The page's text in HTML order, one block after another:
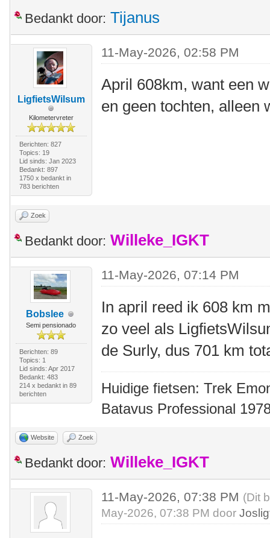
Bedankt door: Tijanus
LigfietsWilsum
Kilometervreter
Berichten: 827
Topics: 19
Lid sinds: Jan 2023
Bedankt: 897
1750 x bedankt in
783 berichten
11-May-2026, 02:58 PM
April 608km, want een
en geen tochten, alleen
Zoek
Bedankt door: Willeke_IGKT
Bobslee
Semi pensionado
Berichten: 89
Topics: 1
Lid sinds: Apr 2017
Bedankt: 483
214 x bedankt in 89
berichten
11-May-2026, 07:14 PM
In april reed ik 608 km
zo veel als
de Surly, dus 701 km
Huidige fietsen: Trek
Batavus Professional
Website Zoek
Bedankt door: Willeke_IGKT
11-May-2026, 07:38 PM (Dit
May-2026, 07:38 PM door